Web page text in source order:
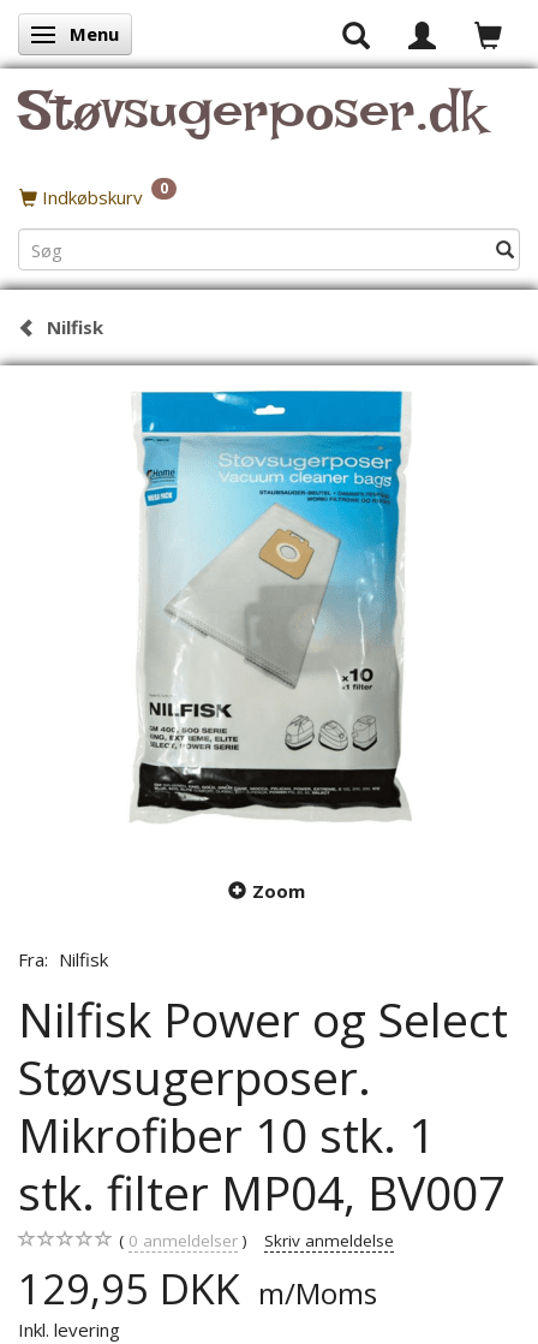
Skifte navigation
Menu
Støvsugerposer.dk
Indkøbskurv 0
Nilfisk
Zoom
Fra: Nilfisk
Nilfisk Power og Select
Støvsugerposer.
Mikrofiber 10 stk. 1
stk. filter MP04, BV007
0 anmeldelser Skriv anmeldelse
129,95 DKK m/Moms
Inkl. levering